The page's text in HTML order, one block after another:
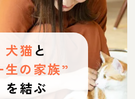
犬猫 と
生の家族”
を結ぶ